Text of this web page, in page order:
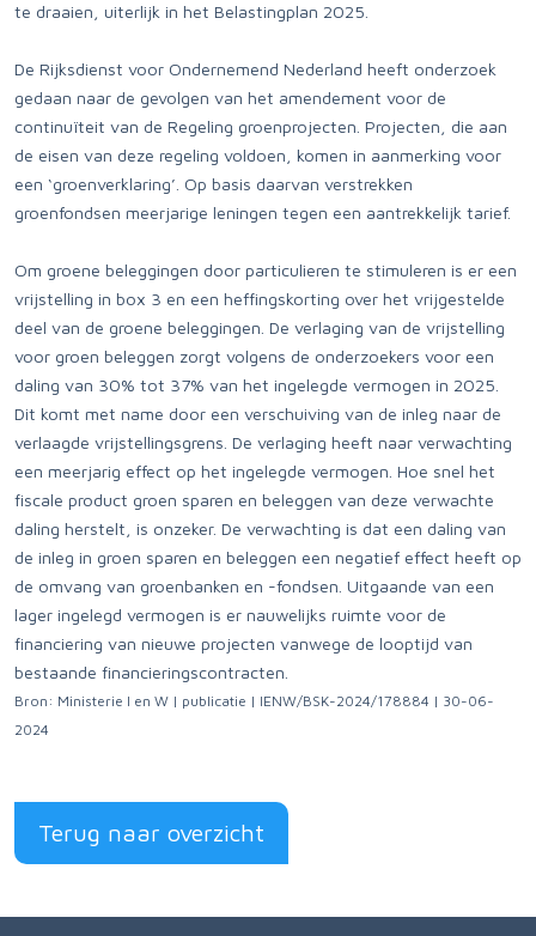
te draaien, uiterlijk in het Belastingplan 2025.
De Rijksdienst voor Ondernemend Nederland heeft onderzoek
gedaan naar de gevolgen van het amendement voor de
continuïteit van de Regeling groenprojecten. Projecten, die aan
de eisen van deze regeling voldoen, komen in aanmerking voor
een ‘groenverklaring’. Op basis daarvan verstrekken
groenfondsen meerjarige leningen tegen een aantrekkelijk tarief.
Om groene beleggingen door particulieren te stimuleren is er een
vrijstelling in box 3 en een heffingskorting over het vrijgestelde
deel van de groene beleggingen. De verlaging van de vrijstelling
voor groen beleggen zorgt volgens de onderzoekers voor een
daling van 30% tot 37% van het ingelegde vermogen in 2025.
Dit komt met name door een verschuiving van de inleg naar de
verlaagde vrijstellingsgrens. De verlaging heeft naar verwachting
een meerjarig effect op het ingelegde vermogen. Hoe snel het
fiscale product groen sparen en beleggen van deze verwachte
daling herstelt, is onzeker. De verwachting is dat een daling van
de inleg in groen sparen en beleggen een negatief effect heeft op
de omvang van groenbanken en -fondsen. Uitgaande van een
lager ingelegd vermogen is er nauwelijks ruimte voor de
financiering van nieuwe projecten vanwege de looptijd van
bestaande financieringscontracten.
Bron: Ministerie I en W | publicatie | IENW/BSK-2024/178884 | 30-06-
2024
Terug naar overzicht